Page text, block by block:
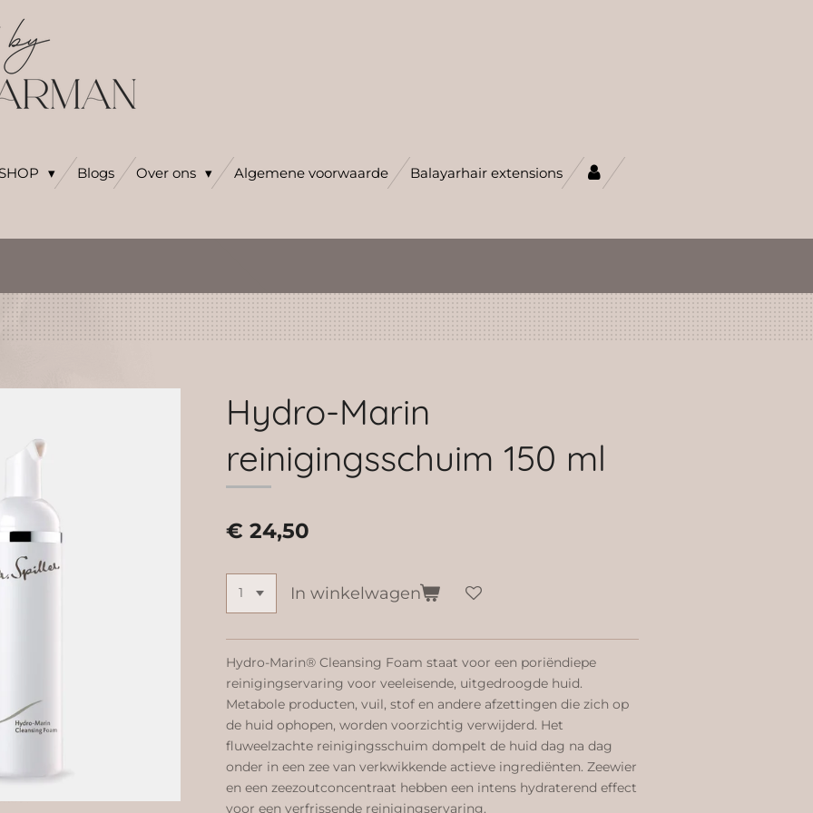
Blogs Over ons Algemene voorwaarde Balayarhair extensions
Hydro-Marin
reinigingsschuim 150 ml
€ 24,50
In winkelwagen
Hydro-Marin® Cleansing Foam staat voor een poriëndiepe
reinigingservaring voor veeleisende, uitgedroogde huid.
Metabole producten, vuil, stof en andere afzettingen die zich op
de huid ophopen, worden voorzichtig verwijderd. Het
fluweelzachte reinigingsschuim dompelt de huid dag na dag
onder in een zee van verkwikkende actieve ingrediënten. Zeewier
en een zeezoutconcentraat hebben een intens hydraterend effect
voor een verfrissende reinigingservaring.